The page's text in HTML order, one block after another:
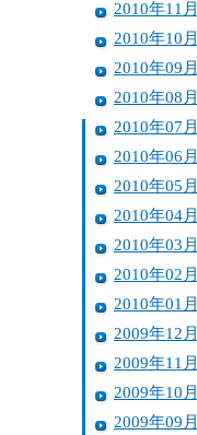
2010年11月
2010年10月
2010年09月
2010年08月
2010年07月
2010年06月
2010年05月
2010年04月
2010年03月
2010年02月
2010年01月
2009年12月
2009年11月
2009年10月
2009年09月